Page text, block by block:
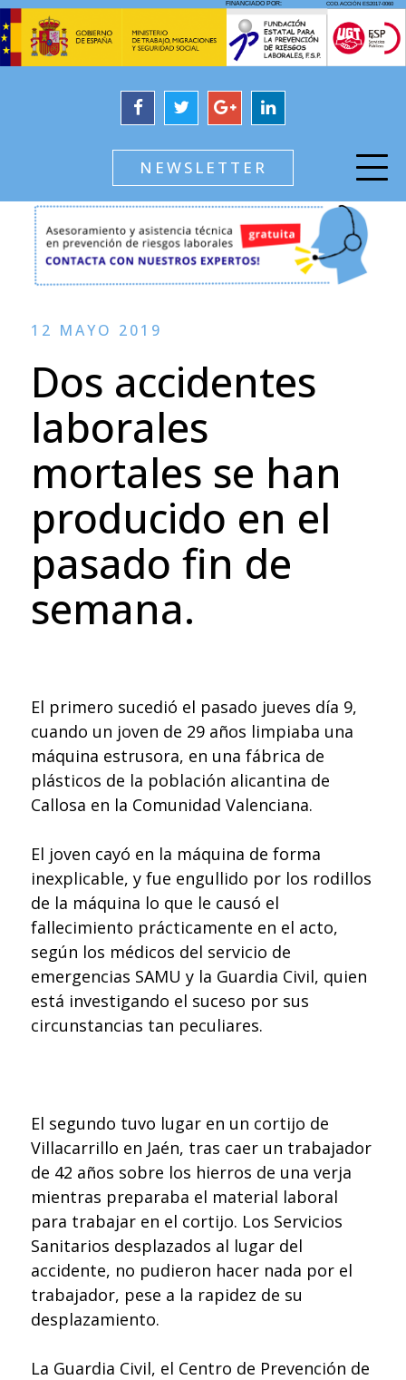
NEWSLETTER
12 MAYO 2019
Dos accidentes
laborales
mortales se han
producido en el
pasado fin de
semana.
El primero sucedió el pasado jueves día 9,
cuando un joven de 29 años limpiaba una
máquina estrusora, en una fábrica de
plásticos de la población alicantina de
Callosa en la Comunidad Valenciana.
El joven cayó en la máquina de forma
inexplicable, y fue engullido por los rodillos
de la máquina lo que le causó el
fallecimiento prácticamente en el acto,
según los médicos del servicio de
emergencias SAMU y la Guardia Civil, quien
está investigando el suceso por sus
circunstancias tan peculiares.
El segundo tuvo lugar en un cortijo de
Villacarrillo en Jaén, tras caer un trabajador
de 42 años sobre los hierros de una verja
mientras preparaba el material laboral
para trabajar en el cortijo. Los Servicios
Sanitarios desplazados al lugar del
accidente, no pudieron hacer nada por el
trabajador, pese a la rapidez de su
desplazamiento.
La Guardia Civil, el Centro de Prevención de